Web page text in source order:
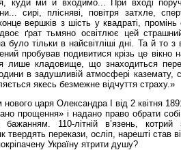
куди ми й входимо... При вході
сирі, плісняві, повітря затхле,
вершків з шість у квадраті,
ґрат тьмяно освітлює цей
було тільки в найсвітліші дні. Та й то
пробував подивитися крізь це вікно
лише кладовище, що знаходиться
в задушливій атмосфері
якесь безмежне відчуття страху.»
царя Олександра І від 2 квітня
прощення» і надано право обрати
110-літній в’язень,
твердять перекази, осліп, нарешті став
Україну ятрити душу?